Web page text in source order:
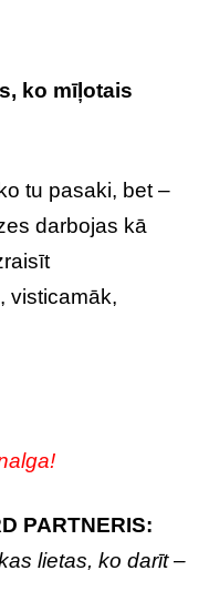
ko mīļotais
tu pasaki, bet –
darbojas kā
visticamāk,
PARTNERIS:
lietas, ko darīt –